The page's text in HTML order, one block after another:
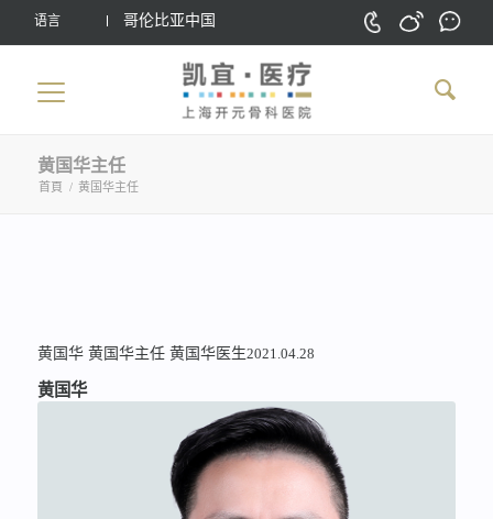
语言 哥伦比亚中国
黄国华主任
首頁 / 黄国华主任
黄国华 黄国华主任 黄国华医生2021.04.28
黄国华